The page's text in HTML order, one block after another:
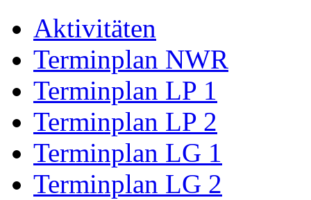
Aktivitäten
Terminplan NWR
Terminplan LP 1
Terminplan LP 2
Terminplan LG 1
Terminplan LG 2